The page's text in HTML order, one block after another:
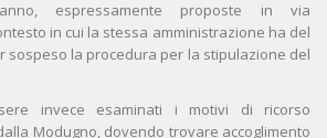
espressamente proposte in via
in cui la stessa amministrazione ha del
sospeso la procedura per la stipulazione del
invece esaminati i motivi di ricorso
Modugno, dovendo trovare accoglimento